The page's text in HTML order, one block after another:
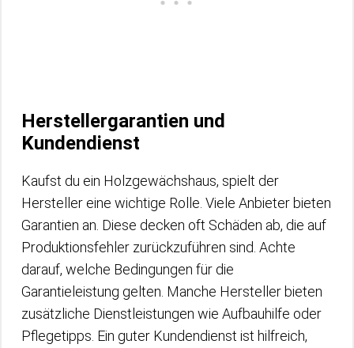
Herstellergarantien und
Kundendienst
Kaufst du ein Holzgewächshaus, spielt der
Hersteller eine wichtige Rolle. Viele Anbieter bieten
Garantien an. Diese decken oft Schäden ab, die auf
Produktionsfehler zurückzuführen sind. Achte
darauf, welche Bedingungen für die
Garantieleistung gelten. Manche Hersteller bieten
zusätzliche Dienstleistungen wie Aufbauhilfe oder
Pflegetipps. Ein guter Kundendienst ist hilfreich,